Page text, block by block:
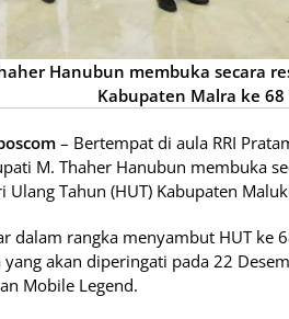
Hanubun membuka secara
Kabupaten Malra ke 68
– Bertempat di aula RRI
M. Thaher Hanubun membuka
Ulang Tahun (HUT) Kabupaten
dalam rangka menyambut HUT ke
yang akan diperingati pada 22
Mobile Legend.